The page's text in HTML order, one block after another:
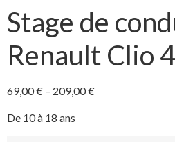
Stage de
Renault Clio
69,00€ – 209,00€
De 10 à 18 ans